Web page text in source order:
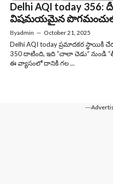
Delhi AQI today
విషమయమైన
Byadmin — October 21, 2025
Delhi AQI today ప్రమాదకర స్థాయికి
350 దాటింది, ఇది “చాలా చెడు” నుండి
ఈ వ్యాసంలో దానికి గల ...
---